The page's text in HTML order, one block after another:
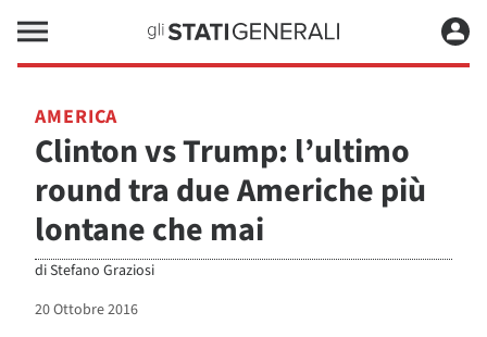
AMERICA
Clinton vs Trump: l’ultimo
round tra due Americhe più
lontane che mai
diStefano Graziosi
20 Ottobre 2016